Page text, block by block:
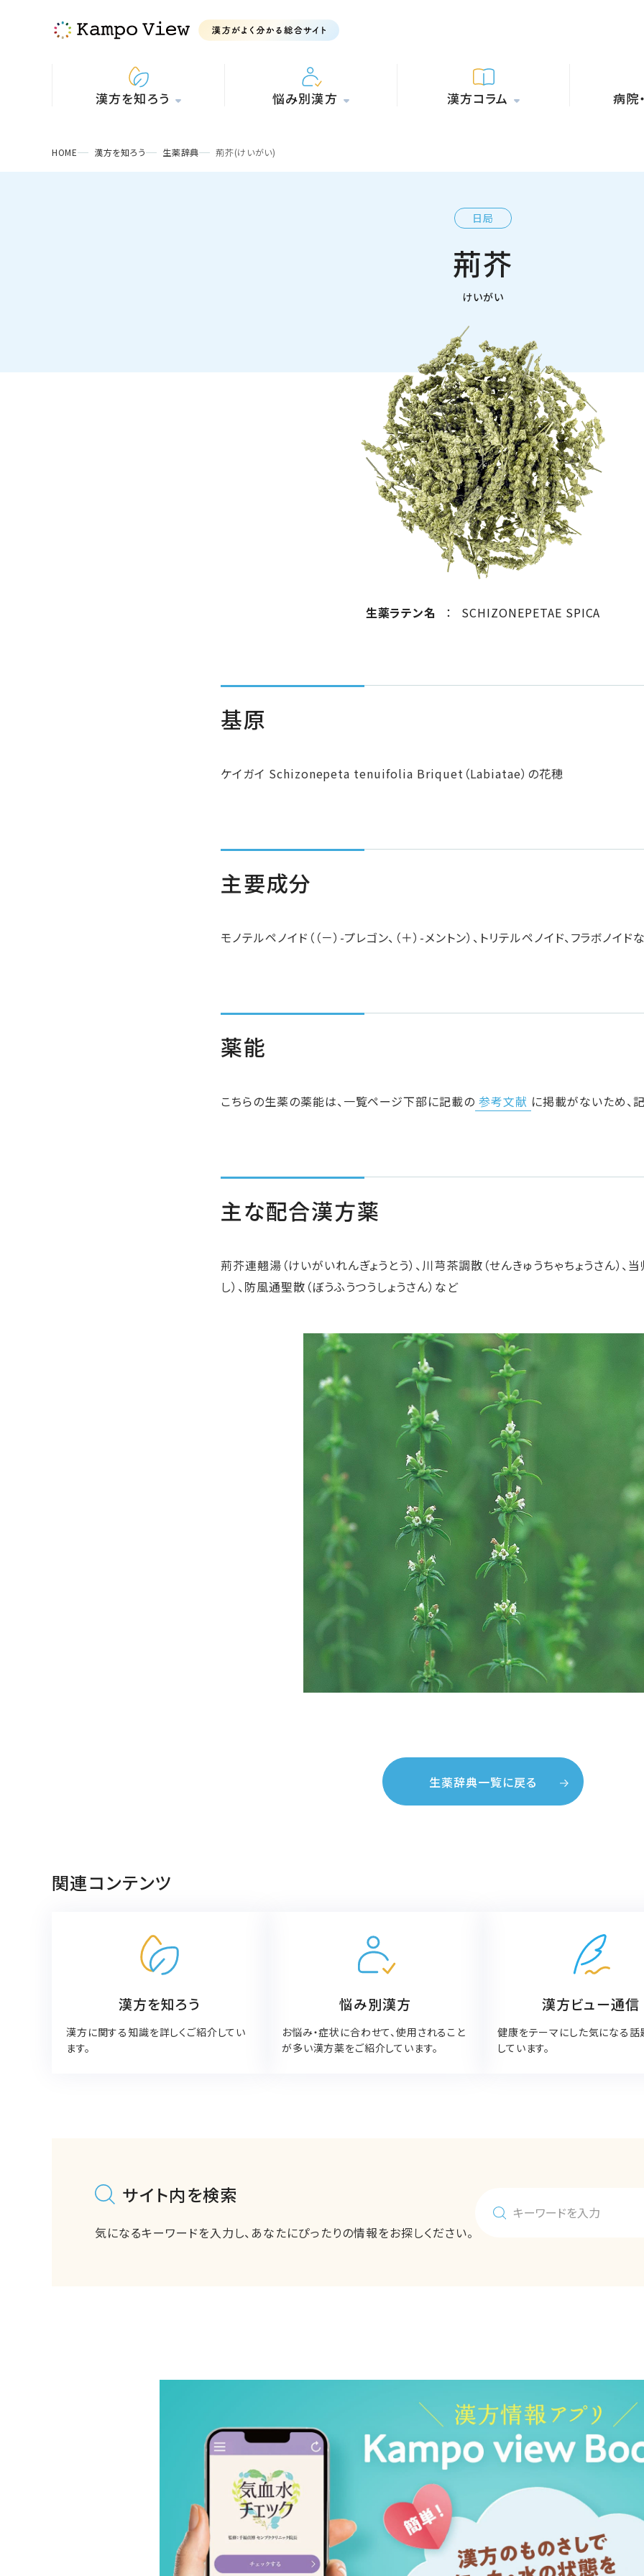
漢方を知ろう 悩み別漢方 漢方コラム 病院
HOME 漢方を知ろう 生薬辞典 荊芥(けいがい)
日局
荊芥
けいがい
生薬ラテン名 ： SCHIZONEPETAE SPICA
基原
ケイガイ Schizonepeta tenuifolia Briquet（Labiatae）の花穂
主要成分
モノテルペノイド（（－）-プレゴン、（＋）-メントン）、トリテルペノイド、フラボノイド
薬能
こちらの生薬の薬能は、一覧ページ下部に記載の 参考文献 に掲載がないため、
主な配合漢方薬
荊芥連翹湯（けいがいれんぎょうとう）、川芎茶調散（せんきゅうちゃちょうさん）、
し）、防風通聖散（ぼうふうつうしょうさん）など
生薬辞典一覧に戻る
関連コンテンツ
漢方を知ろう
漢方に関する知識を詳しくご紹介してい
ます。
悩み別漢方
お悩み・症状に合わせて、使用されること
が多い漢方薬をご紹介しています。
漢方ビュー通信
健康をテーマにした気になる
しています。
サイト内を検索
気になるキーワードを入力し、 あなたにぴったりの情報をお探しください。